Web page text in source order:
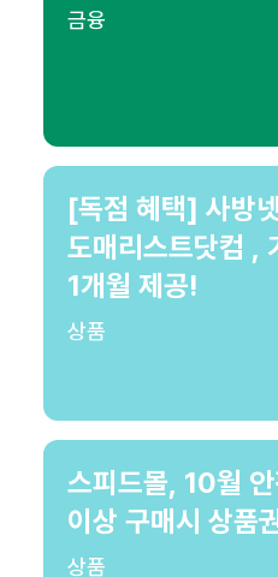
금융
[독점 혜택] 사방
도매리스트닷컴 ,
1개월 제공!
상품
스피드몰, 10월
이상 구매시 상품
상품